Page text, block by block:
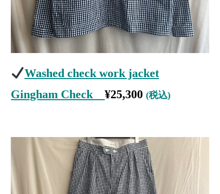
Washed check work jacket
Gingham Check¥25,300 (税込)